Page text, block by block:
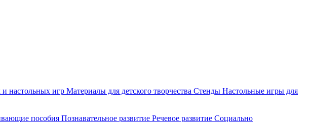
настольных игр Материалы для детского творчества Стенды Настольные игры для
пособия Познавательное развитие Речевое развитие Социально